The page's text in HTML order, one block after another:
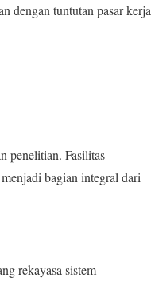
dengan tuntutan pasar kerja
penelitian. Fasilitas
bagian integral dari
rekayasa sistem